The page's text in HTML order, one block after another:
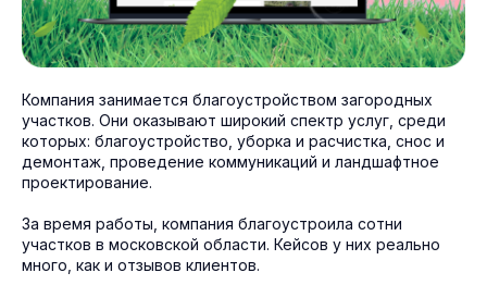
Компания занимается благоустройством загородных
участков. Они оказывают широкий спектр услуг, среди
которых: благоустройство, уборка и расчистка, снос и
демонтаж, проведение коммуникаций и ландшафтное
проектирование.
За время работы, компания благоустроила сотни
участков в московской области. Кейсов у них реально
много, как и отзывов клиентов.